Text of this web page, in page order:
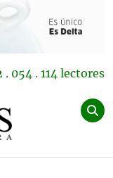
. 054 . 114 lectores